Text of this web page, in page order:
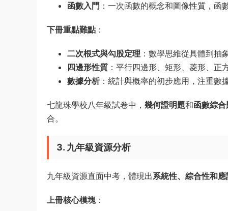
函數入門 ：一次函數的概念和圖像性質，函
下冊重點難點 ：
二次根式與勾股定理 ：數學思維從具體到抽
四邊形性質 ：平行四邊形、矩形、菱形、
數據分析：統計與概率的初步應用，注重數
七龍珠學校八年級試卷中， 幾何證明題和函數綜合
合。
3. 九年級資源分析
九年級資源直面中考，體現出系統性、綜合性和應
上冊核心模塊：